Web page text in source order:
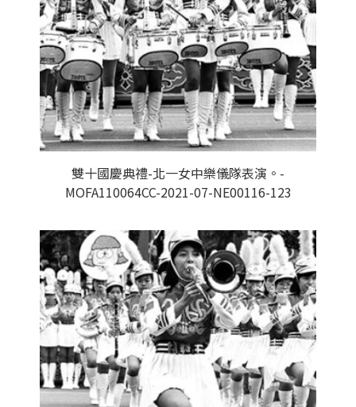
雙十國慶典禮-北一女中樂儀隊表演。-
MOFA110064CC-2021-07-NE00116-123